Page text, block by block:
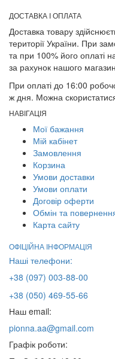
ДОСТАВКА І ОПЛАТА
Доставка товару
території України. При
та при 100% його оплаті
за рахунок нашого
При оплаті до 16:00
ж дня. Можна
НАВІГАЦІЯ
Мої бажання
Мій кабінет
Замовлення
Корзина
Умови доставки
Умови оплати
Договір оферти
Обмін та
Карта сайту
ОФІЦІЙНА ІНФОРМАЦІЯ
Наші телефони:
+38 (097) 003-88-00
+38 (050) 469-55-66
Наш email:
pionna.aa@gmail.com
Графік роботи: